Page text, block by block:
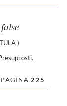
)
PAGINA225